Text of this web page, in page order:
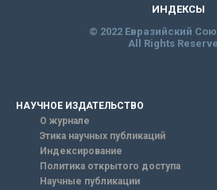
ИНДЕКСЫ
© 2022 Евразийский
All Rights
НАУЧНОЕ ИЗДАТЕЛЬСТВО
О журнале
Этика научных публикаций
Индексирование
Политика открытого доступа
Научные публикации